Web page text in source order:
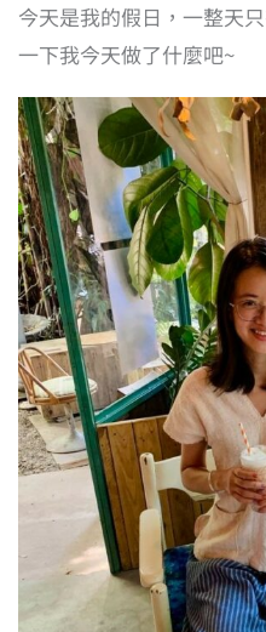
今天是我的假日，一整天
一下我今天做了什麼吧~